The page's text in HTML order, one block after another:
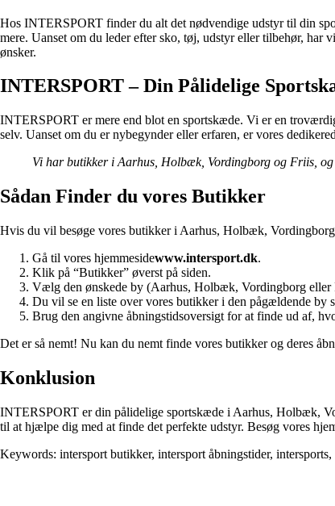
Hos INTERSPORT finder du alt det nødvendige udstyr til din
mere. Uanset om du leder efter sko, tøj, udstyr eller tilbehør, har
ønsker.
INTERSPORT – Din Pålidelige
INTERSPORT er mere end blot en sportskæde. Vi er en
selv. Uanset om du er nybegynder eller erfaren, er vores
Vi har butikker i Aarhus, Holbæk, Vordingborg og Friis,
Sådan Finder du vores Butikker
Hvis du vil besøge vores butikker i Aarhus, Holbæk,
Gå til vores hjemmesidewww.intersport.dk.
Klik på “Butikker” øverst på siden.
Vælg den ønskede by (Aarhus, Holbæk, Vordingborg eller
Du vil se en liste over vores butikker i den pågældende by
Brug den angivne åbningstidsoversigt for at finde ud af,
Det er så nemt! Nu kan du nemt finde vores butikker og deres
Konklusion
INTERSPORT er din pålidelige sportskæde i Aarhus, Holbæk,
til at hjælpe dig med at finde det perfekte udstyr. Besøg vores
Keywords: intersport butikker, intersport åbningstider,